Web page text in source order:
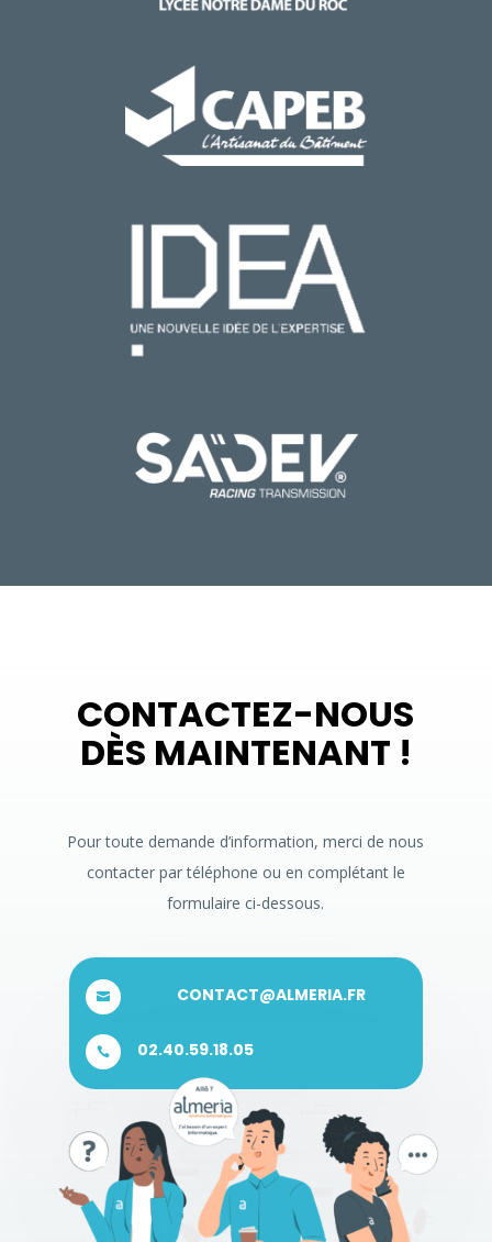
CONTACTEZ-NOUS
DÈS MAINTENANT !
Pour toute demande d’information, merci de nous
contacter par téléphone ou en complétant le
formulaire ci-dessous.
 CONTACT@ALMERIA.FR
 02.40.59.18.05